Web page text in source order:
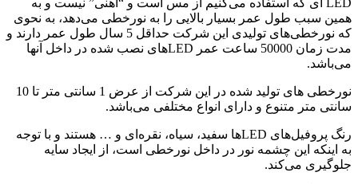
همین سبب طول عمر بسیار بالایی را به نورخطی می‌دهد، به نحوی
که نورخطی‌های تولیدی این شرکت حداقل 5 سال طول عمر دارند و
مدت زمان 50000 ساعت عمر LEDهای نصب شده در داخل آنها
می‌باشد.
نورخطی های تولید شده در این شرکت از عرض 1 سانتی متر تا 10
سانتی متر متنوع و دارای انواع مختلفی می‌باشد.
رنگ پروفیل‌های LEDها سفید، سیاه، نقره‌ای و … هستند و با توجه
به اینکه این چشمه نور در داخل نورخطی است، از ایجاد سایه
جلوگیری می‌کند.